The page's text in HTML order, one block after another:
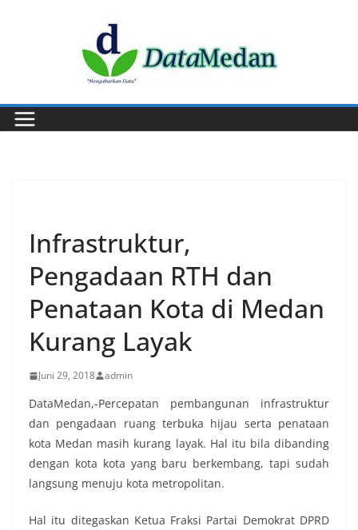
Infrastruktur,
Pengadaan RTH dan
Penataan Kota di Medan
Kurang Layak
Juni 29, 2018 admin
DataMedan,-Percepatan pembangunan infrastruktur
dan pengadaan ruang terbuka hijau serta penataan
kota Medan masih kurang layak. Hal itu bila dibanding
dengan kota kota yang baru berkembang, tapi sudah
langsung menuju kota metropolitan.
Hal itu ditegaskan Ketua Fraksi Partai Demokrat DPRD